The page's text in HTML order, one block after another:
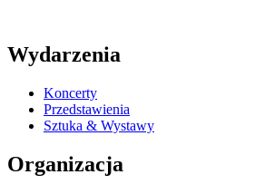
Wydarzenia
Koncerty
Przedstawienia
Sztuka & Wystawy
Organizacja